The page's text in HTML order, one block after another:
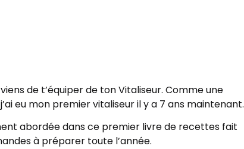
de t’équiper de ton Vitaliseur. Comme une
eu mon premier vitaliseur il y a 7 ans maintenant.
abordée dans ce premier livre de recettes fait
à préparer toute l’année.